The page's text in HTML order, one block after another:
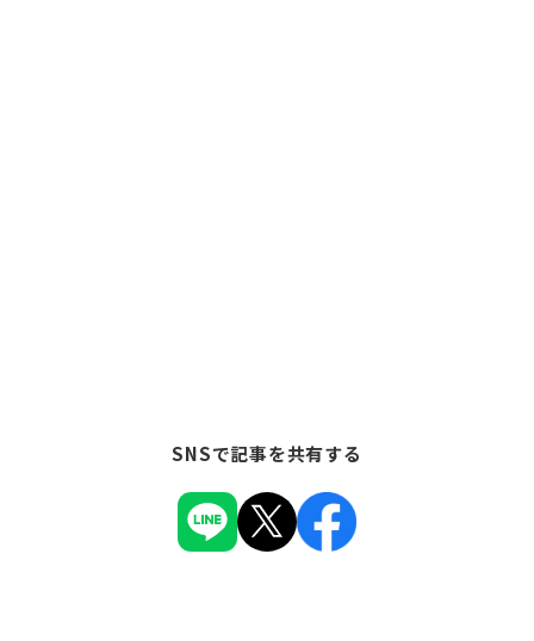
SNSで記事を共有する